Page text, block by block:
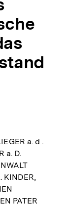
a. d .
a. D.
KINDER,
PATER